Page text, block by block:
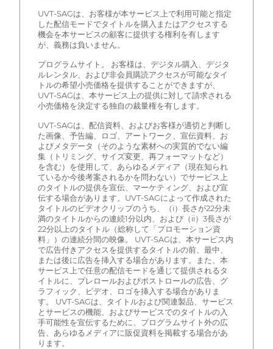
UVT-SAGは、お客様が本サービス上で利用可能と指定
した配信モードでタイトルを購入またはアクセスする
機会を本サービスの顧客に提供する権利を有します
が、義務は負いません。
プログラムサイト。 お客様は、デジタル購入、デジタ
ルレンタル、および非会員購読アクセスが可能なタイ
トルの希望小売価格を提供することができますが、
UVT-SAGは、本サービス上の提供に対して請求される
小売価格を決定する独自の裁量権を有します。
UVT-SAGは、配信資料、およびお客様が適切と判断し
た画像、予告編、ロゴ、アートワーク、宣伝資料、お
よびメタデータ（そのような素材への実質的でない編
集（トリミング、サイズ変更、再フォーマットなど）
を含む）を使用して、あらゆるメディア（現在知られ
ているか今後考案されるかを問わない）でサービス上
のタイトルの提供を宣伝、マーケティング、および宣
伝する場合があります。UVT-SAGによって作成された
タイトルのビデオクリップのうち、（i）長さが22分未
満のタイトルからの連続1分以内、および（ii）3長さが
22分以上のタイトル（総称して「プロモーション資
料」）の連続分間の映像。 UVT-SAGは、本サービス内
で広告付きアクセスを提供するタイトルの前、最中、
または後に広告を挿入する場合があります。また、本
サービス上で任意の配信モードを通じて提供されるタ
イトルに、プレロールおよびポストロールの広告、グ
ラフィック、ビデオ、ロゴを挿入する場合がありま
す。 UVT-SAGは、タイトルおよび関連製品、サービス
とサービスの機能、およびサービスでのタイトルの入
手可能性を宣伝するために、プログラムサイト外の広
告、あらゆるメディアに販促資料を掲載する場合があ
ります。